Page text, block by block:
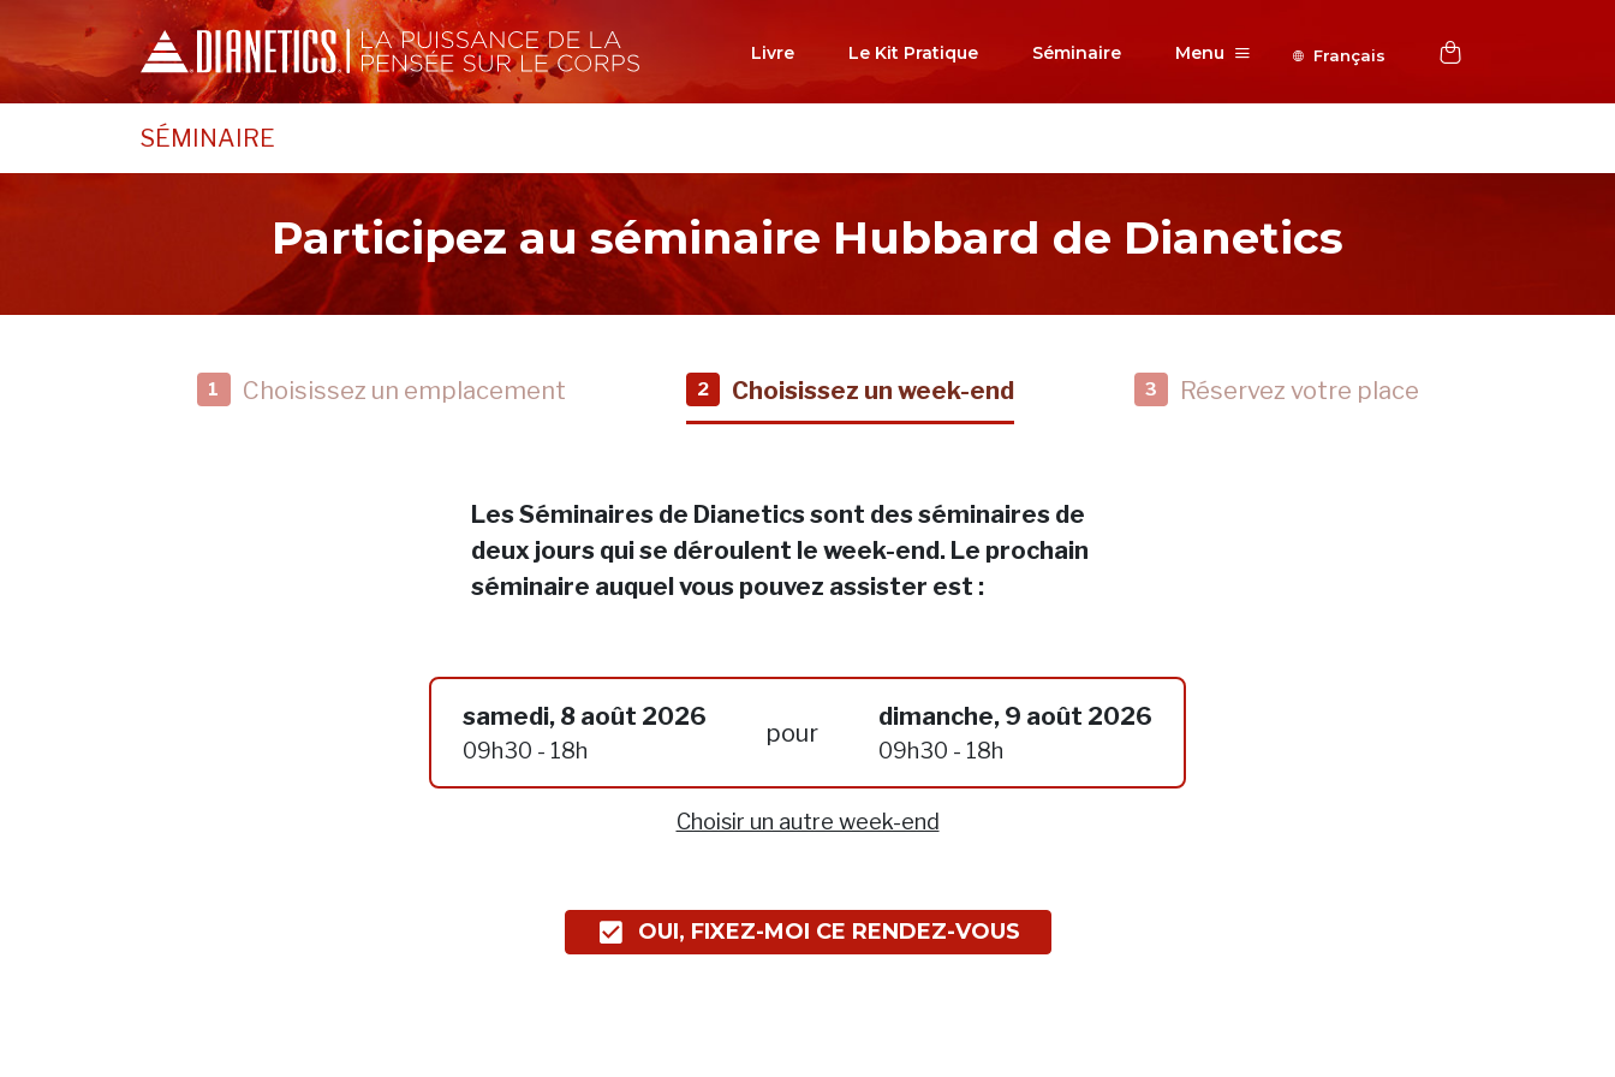
Livre Le Kit Pratique Séminaire Menu Français
SÉMINAIRE
Participez au séminaire Hubbard de Dianetics
1 Choisissez un emplacement 2 Choisissez un week-end 3 Réservez votre place
Les Séminaires de Dianetics sont des séminaires de
deux jours qui se déroulent le week-end. Le prochain
séminaire auquel vous pouvez assister est :
samedi, 8 août 2026
09h30 - 18h
pour
dimanche, 9 août 2026
09h30 - 18h
Choisir un autre week-end
OUI, FIXEZ-MOI CE RENDEZ-VOUS